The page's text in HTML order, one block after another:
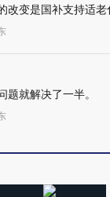
改变是国补支持适老
题就解决了一半。